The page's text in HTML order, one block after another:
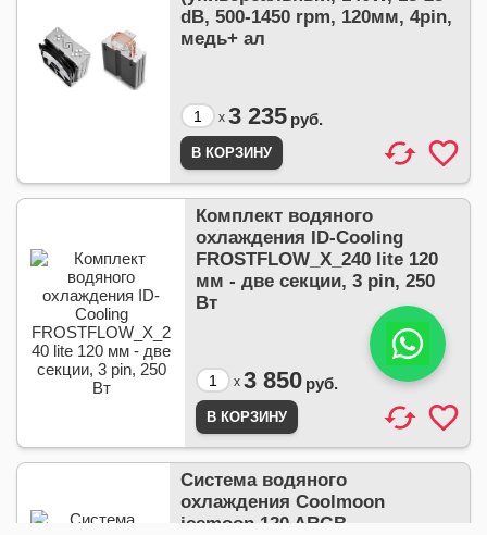
dB, 500-1450 rpm, 120мм, 4pin,
медь+ ал
x 3 235 руб.
Комплект водяного
охлаждения ID-Cooling
FROSTFLOW_X_240 lite 120
мм - две секции, 3 pin, 250
Вт
x 3 850 руб.
Система водяного
охлаждения Coolmoon
icemoon 120 ARGB